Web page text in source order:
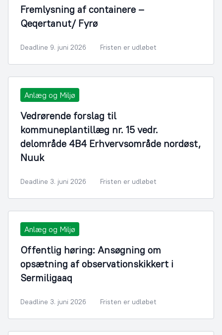
Fremlysning af containere –
Qeqertanut/ Fyrø
Deadline 9. juni 2026 Fristen er udløbet
Anlæg og Miljø
Vedrørende forslag til
kommuneplantillæg nr. 15 vedr.
delområde 4B4 Erhvervsområde nordøst,
Nuuk
Deadline 3. juni 2026 Fristen er udløbet
Anlæg og Miljø
Offentlig høring: Ansøgning om
opsætning af observationskikkert i
Sermiligaaq
Deadline 3. juni 2026 Fristen er udløbet